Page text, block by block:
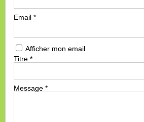
Email *
Afficher mon email
Titre *
Message *